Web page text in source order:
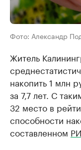
Фото: Александр
Житель
накопить 1 млн
за 7,7 лет. С
32 место в
способности
составленном